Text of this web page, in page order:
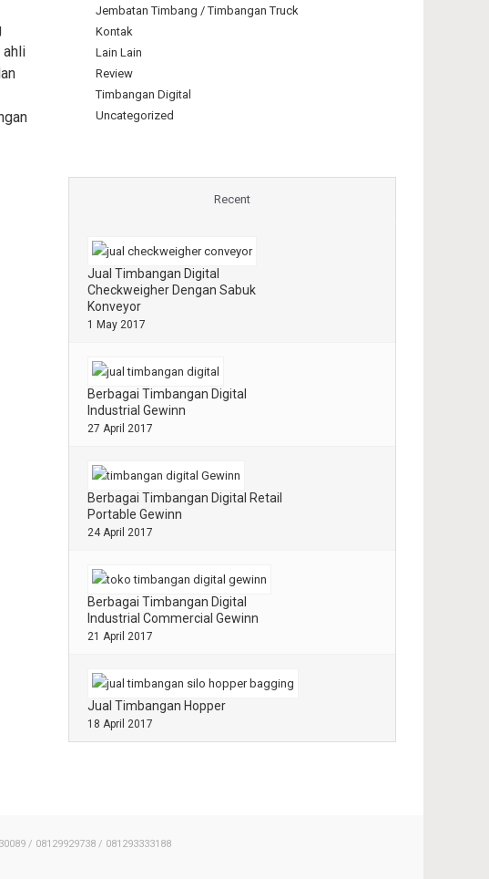
ahli
Jembatan Timbang / Timbangan Truck
Kontak
Lain Lain
Review
Timbangan Digital
Uncategorized
Recent
Jual Timbangan Digital
Checkweigher Dengan Sabuk
Konveyor
1 May 2017
Berbagai Timbangan Digital
Industrial Gewinn
27 April 2017
Berbagai Timbangan Digital Retail
Portable Gewinn
24 April 2017
Berbagai Timbangan Digital
Industrial Commercial Gewinn
21 April 2017
Jual Timbangan Hopper
18 April 2017
/ 08129929738 / 081293333188